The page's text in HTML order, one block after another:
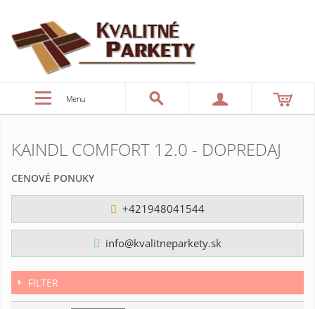
Menu
KAINDL COMFORT 12.0 - DOPREDAJ
CENOVÉ PONUKY
+421948041544
info@kvalitneparkety.sk
FILTER